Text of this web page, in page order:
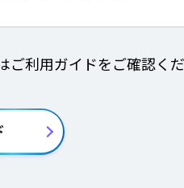
ご利用ガイドをご確認くだ